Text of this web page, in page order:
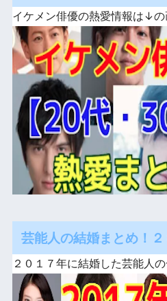
イケメン俳優の熱愛情報は↓
芸能人の結婚まとめ！
２０１７年に結婚した芸能人